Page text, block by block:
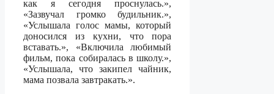
как я сегодня проснулась.»,
«Зазвучал громко будильник.»,
«Услышала голос мамы, который
доносился из кухни, что пора
вставать.», «Включила любимый
фильм, пока собиралась в школу.»,
«Услышала, что закипел чайник,
мама позвала завтракать.».